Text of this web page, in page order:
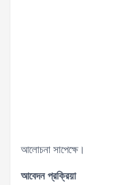
আলোচনা সাপেক্ষে।
আবেদন প্রক্রিয়া